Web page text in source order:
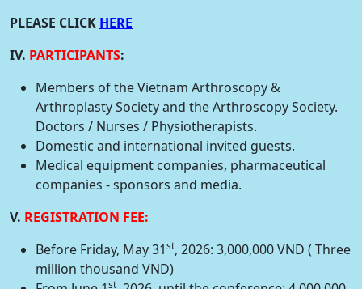
PLEASE CLICK HERE
IV. PARTICIPANTS:
Members of the Vietnam Arthroscopy &
Arthroplasty Society and the Arthroscopy Society.
Doctors / Nurses / Physiotherapists.
Domestic and international invited guests.
Medical equipment companies, pharmaceutical
companies - sponsors and media.
V. REGISTRATION FEE:
Before Friday, May 31st, 2026: 3,000,000 VND ( Three
million thousand VND)
st